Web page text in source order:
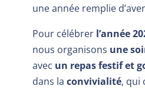
une année remplie
Pour célébrer l’année
nous organisons une
avec un repas festif et
dans la convivialité, qui